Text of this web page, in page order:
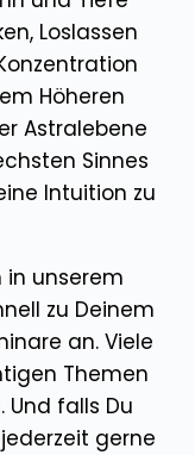
Loslassen
Höheren
Astralebene
Sinnes
Intuition zu
unserem
zu Deinem
an. Viele
Themen
. Und falls Du
gerne